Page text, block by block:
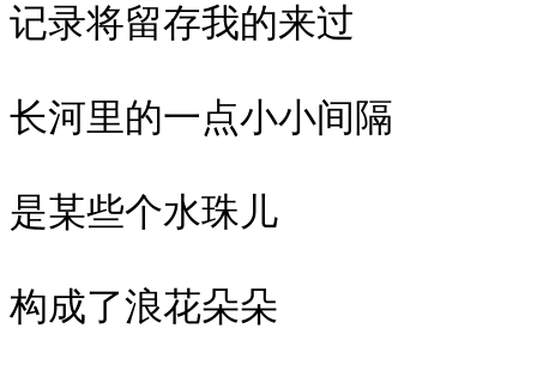
记录将留存我的来过
长河里的一点小小间隔
是某些个水珠儿
构成了浪花朵朵